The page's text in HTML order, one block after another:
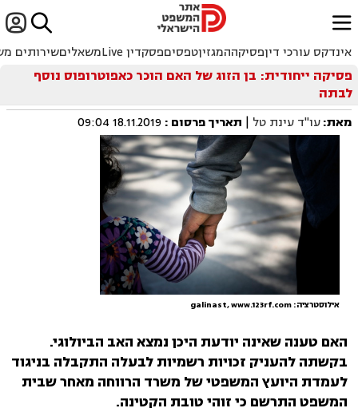

ﱐ
אינדקס עורכי דיןפסיקההמגזיןטפסיםפסקדין Live משאליםשירותים
פסיקה ייחודית: בן הזוג של האם הוכר כאפוטרופוס נוסף
לבתה
מאת:עו"ד עינת טל | תאריך פרסום :
18.11.2019 09:04
אילוסטרציה: galinast, www.123rf.com
האם טענה שאינה יודעת היכן נמצא האב הביולוגי.
בקשתה להעניק זכויות רשמיות לבעלה התקבלה בניגוד
לעמדת היועץ המשפטי של משרד הרווחה מאחר שבית
המשפט התרשם כי זוהי טובת הקטינה.